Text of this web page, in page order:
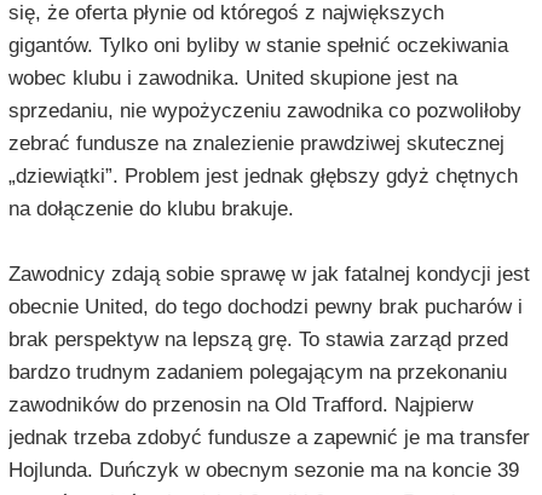
się, że oferta płynie od któregoś z największych
gigantów. Tylko oni byliby w stanie spełnić oczekiwania
wobec klubu i zawodnika. United skupione jest na
sprzedaniu, nie wypożyczeniu zawodnika co pozwoliłoby
zebrać fundusze na znalezienie prawdziwej skutecznej
„dziewiątki”. Problem jest jednak głębszy gdyż chętnych
na dołączenie do klubu brakuje.
Zawodnicy zdają sobie sprawę w jak fatalnej kondycji jest
obecnie United, do tego dochodzi pewny brak pucharów i
brak perspektyw na lepszą grę. To stawia zarząd przed
bardzo trudnym zadaniem polegającym na przekonaniu
zawodników do przenosin na Old Trafford. Najpierw
jednak trzeba zdobyć fundusze a zapewnić je ma transfer
Hojlunda. Duńczyk w obecnym sezonie ma na koncie 39